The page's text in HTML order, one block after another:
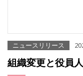
ニュースリリース
組織変更と役員